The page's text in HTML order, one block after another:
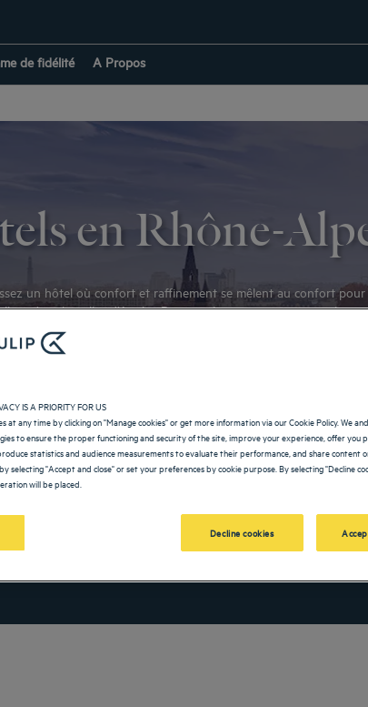
de fidélité A Propos
en Rhône-
un hôtel où confort et raffinement se mêlent au confort
dans les villes d’Aix-les-Bains ou Lyon et vous invitent à
sur notre site. Vous pouvez réserver dès aujourd’hui
votre voyage d’affaires. Notre équipe se tient disponible et
to interact with the calendar and select a date. Press the question
Navigate backward to interact with the calendar and
IS A PRIORITY FOR US
at any time by clicking on "Manage cookies" or get more information via our Cookie Policy. We and
to ensure the proper functioning and security of the site, improve your experience, offer you
statistics and audience measurements to evaluate their performance, and share content
selecting "Accept and close" or set your preferences by cookie purpose. By selecting "Decline
will be placed.
Decline cookies